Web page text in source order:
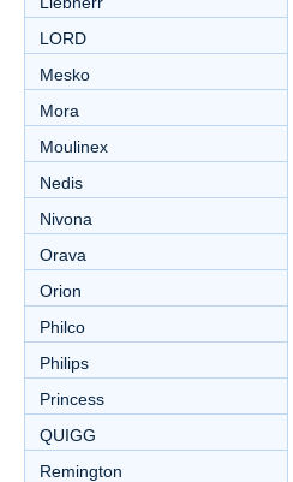
LORD
Mesko
Mora
Moulinex
Nedis
Nivona
Orava
Orion
Philco
Philips
Princess
QUIGG
Remington